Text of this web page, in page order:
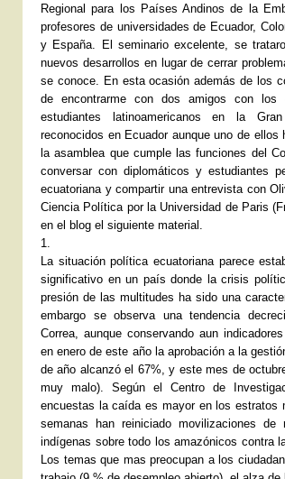
Regional para los Países Andinos de la
profesores de universidades de Ecuador,
y España. El seminario excelente, se
nuevos desarrollos en lugar de cerrar
se conoce. En esta ocasión además de los
de encontrarme con dos amigos con los
estudiantes latinoamericanos en la
reconocidos en Ecuador aunque uno de
la asamblea que cumple las funciones del
conversar con diplomáticos y estudiantes
ecuatoriana y compartir una entrevista con
Ciencia Política por la Universidad de Paris
en el blog el siguiente material.
1.
La situación política ecuatoriana parece
significativo en un país donde la crisis
presión de las multitudes ha sido una
embargo se observa una tendencia
Correa, aunque conservando aun
en enero de este año la aprobación a la
de año alcanzó el 67%, y este mes de
muy malo). Según el Centro de
encuestas la caída es mayor en los estratos
semanas han reiniciado movilizaciones
indígenas sobre todo los amazónicos contra
Los temas que mas preocupan a los